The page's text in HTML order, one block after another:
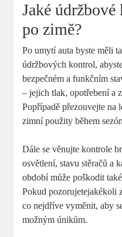
Jaké
po zimě?
Po umytí auta byste měli
údržbových kontrol,
bezpečném a funkčním
– jejich tlak, opotřebení a
Popřípadě přezouvejte
zimní použity během
Dále se věnujte kontrole
osvětlení, stavu stěračů a
období může poškodit
Pokud pozorujetejakékoli
co nejdříve vyměnit, aby
možným únikům.